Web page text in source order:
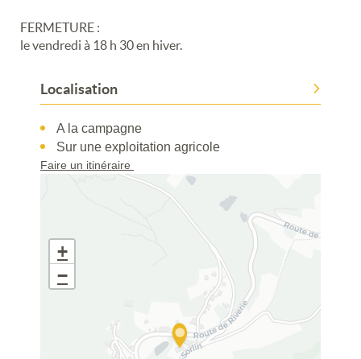
FERMETURE :
le vendredi à 18 h 30 en hiver.
Localisation
A la campagne
Sur une exploitation agricole
Faire un itinéraire
+
−